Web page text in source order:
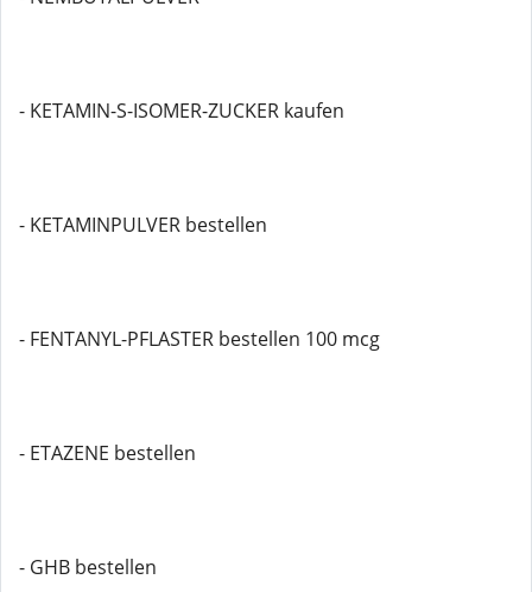
- KETAMIN-S-ISOMER-ZUCKER kaufen
- KETAMINPULVER bestellen
- FENTANYL-PFLASTER bestellen 100 mcg
- ETAZENE bestellen
- GHB bestellen